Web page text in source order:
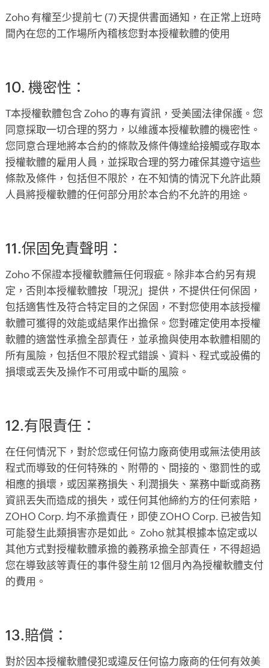
Zoho 有權至少提前七 (7) 天提供書面通知，在正常上班時
間內在您的工作場所內稽核您對本授權軟體的使用
10. 機密性：
T本授權軟體包含 Zoho 的專有資訊，受美國法律保護。您
同意採取一切合理的努力，以維護本授權軟體的機密性。
您同意合理地將本合約的條款及條件傳達給接觸或存取本
授權軟體的雇用人員，並採取合理的努力確保其遵守這些
條款及條件，包括但不限於，在不知情的情況下允許此類
人員將授權軟體的任何部分用於本合約不允許的用途。
11.保固免責聲明：
Zoho 不保證本授權軟體無任何瑕疵。除非本合約另有規
定，否則本授權軟體按「現況」提供，不提供任何保固，
包括適售性及符合特定目的之保固，不對您使用本該授權
軟體可獲得的效能或結果作出擔保。您對確定使用本授權
軟體的適當性承擔全部責任，並承擔與使用本軟體相關的
所有風險，包括但不限於程式錯誤、資料、程式或設備的
損壞或丟失及操作不可用或中斷的風險。
12.有限責任：
在任何情況下，對於您或任何協力廠商使用或無法使用該
程式而導致的任何特殊的、附帶的、間接的、懲罰性的或
相應的損壞，或因業務損失、利潤損失、業務中斷或商務
資訊丟失而造成的損失，或任何其他締約方的任何索賠，
ZOHO Corp. 均不承擔責任，即使 ZOHO Corp. 已被告知
可能發生此類損害亦是如此。 Zoho 就其根據本協定或以
其他方式對授權軟體承擔的義務承擔全部責任，不得超過
您在導致該等責任的事件發生前 12 個月內為授權軟體支付
的費用。
13.賠償：
對於因本授權軟體侵犯或違反任何協力廠商的任何有效美